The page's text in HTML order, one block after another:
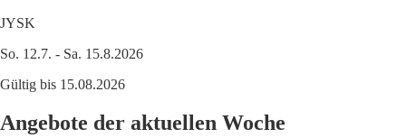
JYSK
So. 12.7. - Sa. 15.8.2026
Gültig bis 15.08.2026
Angebote der aktuellen Woche